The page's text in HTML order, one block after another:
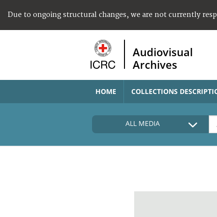
Due to ongoing structural changes, we are not currently
Audiovisual
Archives
HOME COLLECTIONS
ALL MEDIA